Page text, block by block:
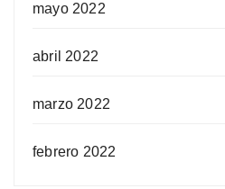
mayo 2022
abril 2022
marzo 2022
febrero 2022